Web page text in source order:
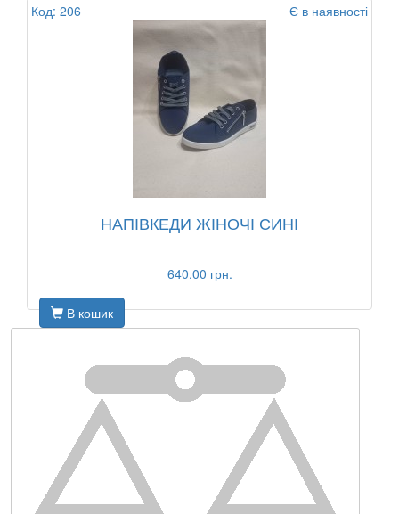
Код: 206 Є в наявності
НАПІВКЕДИ ЖІНОЧІ СИНІ
640.00 грн.
В кошик